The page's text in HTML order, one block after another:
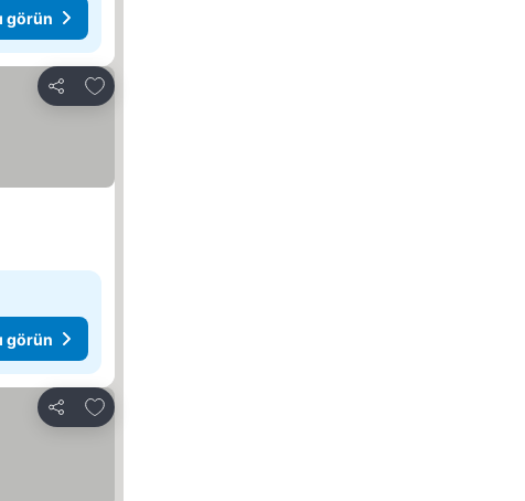
görün
Paylaş
Favorilerime ekle
görün
Paylaş
Favorilerime ekle